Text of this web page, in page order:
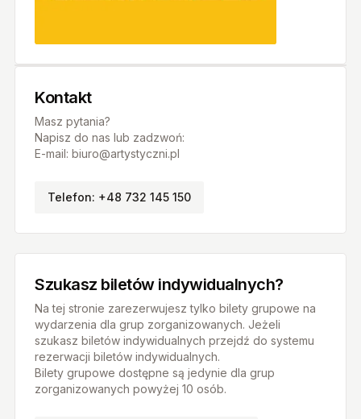
Kontakt
Masz pytania?
Napisz do nas lub zadzwoń:
E-mail: biuro@artystyczni.pl
Telefon: +48 732 145 150
Szukasz biletów indywidualnych?
Na tej stronie zarezerwujesz tylko bilety grupowe na
wydarzenia dla grup zorganizowanych. Jeżeli
szukasz biletów indywidualnych przejdź do systemu
rezerwacji biletów indywidualnych.
Bilety grupowe dostępne są jedynie dla grup
zorganizowanych powyżej 10 osób.